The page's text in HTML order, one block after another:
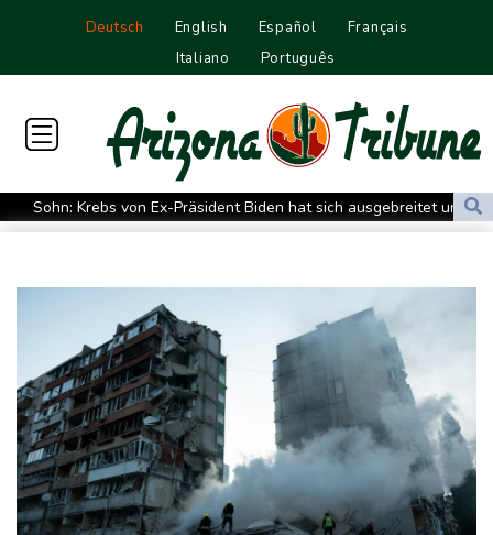
Deutsch English Español
Français
Italiano
Português
Sohn: Krebs von Ex-Präsident Biden hat sich ausgebreitet und
Metastasen gebildet
Trauerflor und Schweigeminute: Inter Miami trauert mit Messi
WTA: Sabalenka scheitert überraschend in Toronto
Zwei Bombenanschläge in Kolumbien an erstem Tag im Amt des
neuen Präsidenten Espriella
Busemann: Kein EM-Titel für Neugebauer wäre "eine
Enttäuschung"
Becker: Wer mehr will als Klassenerhalt hat "Fehler im Kopf"